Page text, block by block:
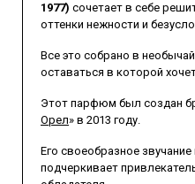
1977) сочетает в себе
оттенки нежности и
Все это собрано в
оставаться в которой
Этот парфюм был создан
Орел» в 2013 году.
Его своеобразное
подчеркивает